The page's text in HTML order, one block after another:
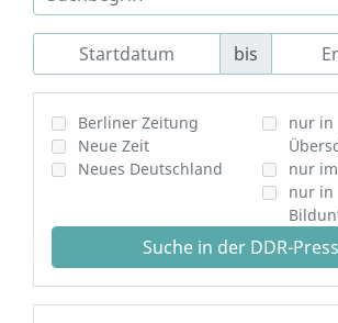
bis
Berliner Zeitung
Neue Zeit
Neues Deutschland
nur in
nur
nur in
Suche in der DDR-